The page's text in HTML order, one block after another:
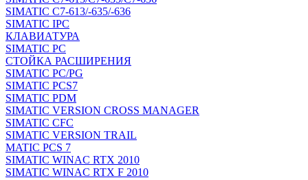
SIMATIC C7-613/-635/-636
SIMATIC IPC
КЛАВИАТУРА
SIMATIC PC
СТОЙКА РАСШИРЕНИЯ
SIMATIC PC/PG
SIMATIC PCS7
SIMATIC PDM
SIMATIC VERSION CROSS MANAGER
SIMATIC CFC
SIMATIC VERSION TRAIL
MATIC PCS 7
SIMATIC WINAC RTX 2010
SIMATIC WINAC RTX F 2010